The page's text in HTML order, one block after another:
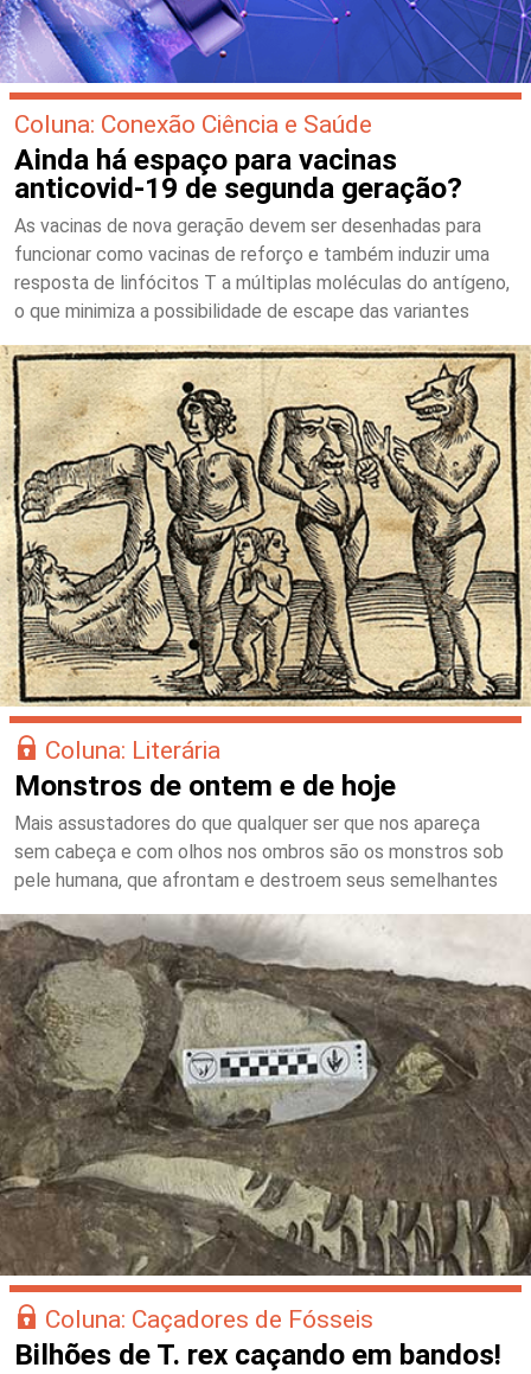
Coluna: Conexão Ciência e Saúde
Ainda há espaço para vacinas
anticovid-19 de segunda geração?
As vacinas de nova geração devem ser desenhadas para
funcionar como vacinas de reforço e também induzir uma
resposta de linfócitos T a múltiplas moléculas do antígeno,
o que minimiza a possibilidade de escape das variantes
Coluna: Literária
Monstros de ontem e de hoje
Mais assustadores do que qualquer ser que nos apareça
sem cabeça e com olhos nos ombros são os monstros sob
pele humana, que afrontam e destroem seus semelhantes
Coluna: Caçadores de Fósseis
Bilhões de T. rex caçando em bandos!